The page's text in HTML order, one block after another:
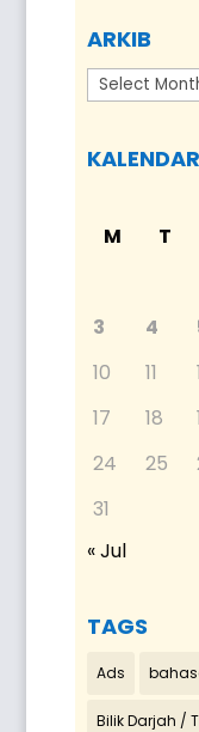
ARKIB
Arkib
KALENDAR
M T
3
4
10
11
17
18
24
25
31
« Jul
TAGS
Ads
Bilik Darjah /